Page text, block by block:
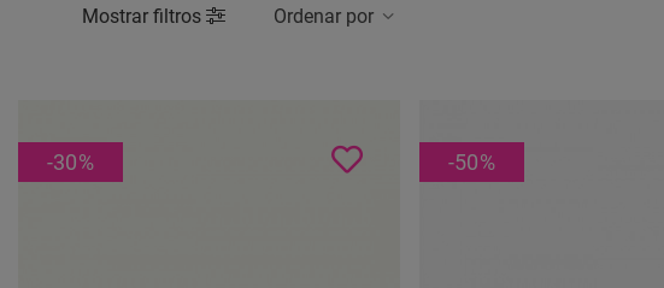
Mostrar filtros Ordenar por
-30% -50%